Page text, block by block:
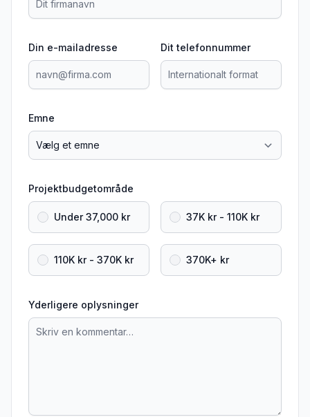
Din e-mailadresse Dit telefonnummer
Emne
Projektbudgetområde
Under 37,000 kr 37K kr - 110K kr
110K kr - 370K kr 370K+ kr
Yderligere oplysninger